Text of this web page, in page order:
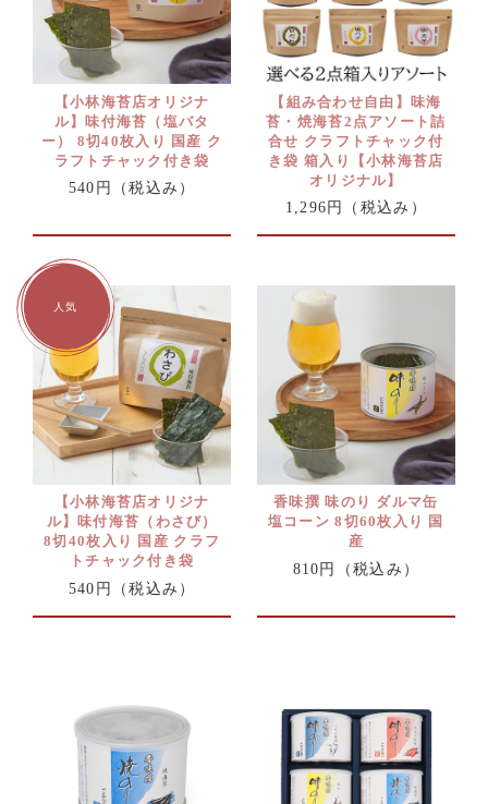
【小林海苔店オリジナ
ル】味付海苔（塩バタ
ー） 8切40枚入り 国産 ク
ラフトチャック付き袋
540円
（税込み）
【組み合わせ自由】味海
苔・焼海苔2点アソート詰
合せ クラフトチャック付
き袋 箱入り【小林海苔店
オリジナル】
1,296円
（税込み）
【小林海苔店オリジナ
ル】味付海苔（わさび）
8切40枚入り 国産 クラフ
トチャック付き袋
540円
（税込み）
香味撰 味のり ダルマ缶
塩コーン 8切60枚入り 国
産
810円
（税込み）